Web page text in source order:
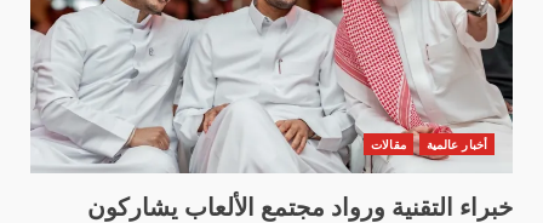
أخبار عالمية مقالات
خبراء التقنية ورواد مجتمع الألعاب يشاركون